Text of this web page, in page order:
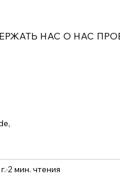
НАС О НАС
2 мин. чтения